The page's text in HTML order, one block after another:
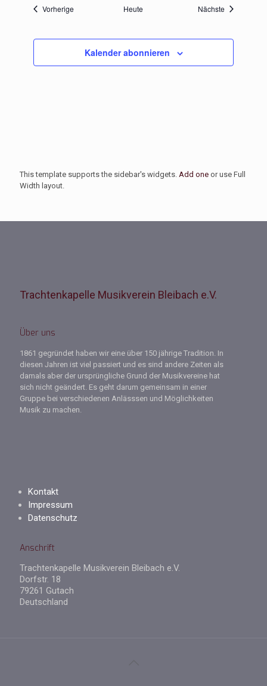
Vorherige Heute NächsteTermine
Kalender abonnieren
This template supports the sidebar's widgets. Add one or use Full
Width layout.
Trachtenkapelle Musikverein Bleibach e.V.
Über uns
1861 gegründet haben wir eine über 150 jährige Tradition. In
diesen Jahren ist viel passiert und es sind andere Zeiten als
damals aber der ursprüngliche Grund der Musikvereine hat
sich nicht geändert. Es geht darum gemeinsam in einer
Gruppe bei verschiedenen Anlässsen und Möglichkeiten
Musik zu machen.
Kontakt
Impressum
Datenschutz
Anschrift
Trachtenkapelle Musikverein Bleibach e.V.
Dorfstr. 18
79261 Gutach
Deutschland